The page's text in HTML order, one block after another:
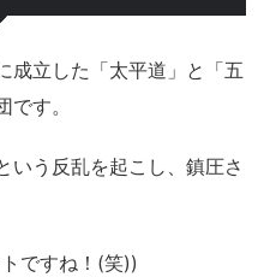
成立した「太平道」と「五
す。
いう反乱を起こし、鎮圧さ
ですね！(笑))